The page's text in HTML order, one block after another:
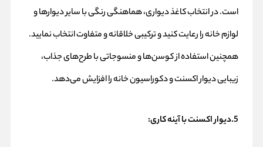
است. در انتخاب کاغذ دیواری، هماهنگی رنگی با سایر دیوارها و
لوازم خانه را رعایت کنید و ترکیبی خلاقانه و متفاوت انتخاب نمایید.
همچنین استفاده از کوسن‌ها و منسوجاتی با طرح‌های جذاب،
زیبایی دیوار اکسنت و دکوراسیون خانه را افزایش می‌دهد.
5.دیوار اکسنت با آینه کاری: